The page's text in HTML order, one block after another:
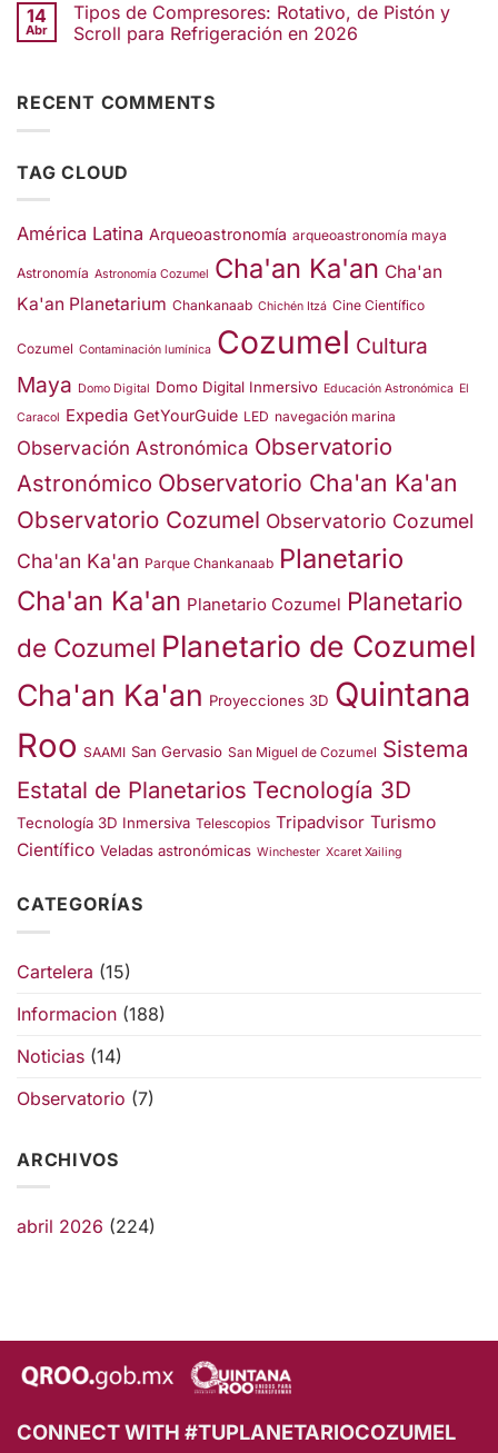
14
Abr
Tipos de Compresores: Rotativo, de Pistón y
Scroll para Refrigeración en 2026
RECENT COMMENTS
TAG CLOUD
América Latina Arqueoastronomía arqueoastronomía maya
Astronomía Astronomía Cozumel Cha'an Ka'an Cha'an
Ka'an Planetarium Chankanaab Chichén Itzá Cine Científico
Cozumel Contaminación lumínica Cozumel Cultura
Maya
Domo Digital Domo Digital Inmersivo Educación Astronómica El
Caracol Expedia GetYourGuide LED navegación marina
Observación Astronómica Observatorio
Astronómico Observatorio Cha'an Ka'an
Observatorio Cozumel Observatorio Cozumel
Cha'an Ka'an Parque Chankanaab Planetario
Cha'an Ka'an Planetario Cozumel Planetario
de Cozumel Planetario de Cozumel
Cha'an Ka'an Proyecciones 3D Quintana
Roo SAAMI San Gervasio San Miguel de Cozumel Sistema
Estatal de Planetarios Tecnología 3D
Tecnología 3D Inmersiva Telescopios Tripadvisor Turismo
Científico Veladas astronómicas Winchester Xcaret Xailing
CATEGORÍAS
Cartelera (15)
Informacion (188)
Noticias (14)
Observatorio (7)
ARCHIVOS
abril 2026 (224)
CONNECT WITH #TUPLANETARIOCOZUMEL